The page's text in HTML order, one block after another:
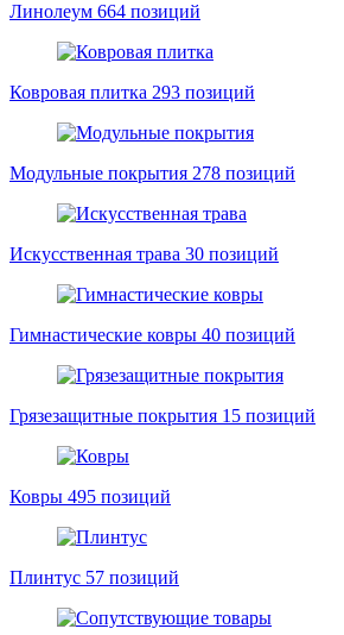
Линолеум 664 позиций
Ковровая плитка 293 позиций
Модульные покрытия 278 позиций
Искусственная трава 30 позиций
Гимнастические ковры 40 позиций
Грязезащитные покрытия 15 позиций
Ковры 495 позиций
Плинтус 57 позиций